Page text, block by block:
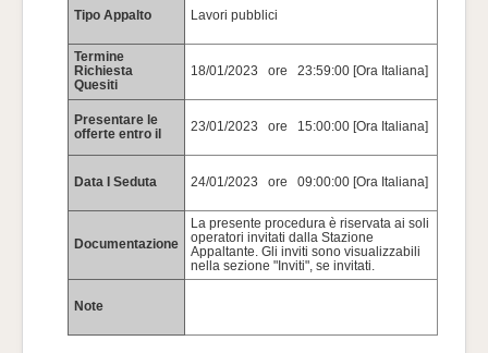
Tipo Appalto Lavori pubblici
Termine
Richiesta
Quesiti
18/01/2023 ore 23:59:00 [Ora Italiana]
Presentare le
offerte entro il
23/01/2023 ore 15:00:00 [Ora Italiana]
Data I Seduta 24/01/2023 ore 09:00:00 [Ora Italiana]
Documentazione
La presente procedura è riservata ai soli
operatori invitati dalla Stazione
Appaltante. Gli inviti sono visualizzabili
nella sezione "Inviti", se invitati.
Note